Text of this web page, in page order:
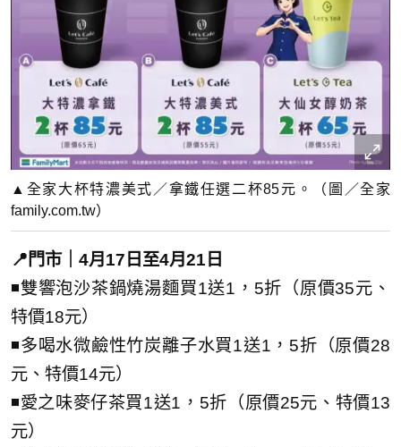
▲全家大杯特濃美式／拿鐵任選二杯85元。（圖／全家
family.com.tw）
📍門市｜4月17日至4月21日
◾雙響泡沙茶鍋燒湯麵買1送1，5折（原價35元、
特價18元）
◾多喝水微鹼性竹炭離子水買1送1，5折（原價28
元、特價14元）
◾愛之味麥仔茶買1送1，5折（原價25元、特價13
元）